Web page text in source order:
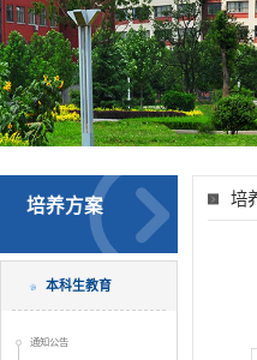
培养方案
本科生教育
通知公告
培